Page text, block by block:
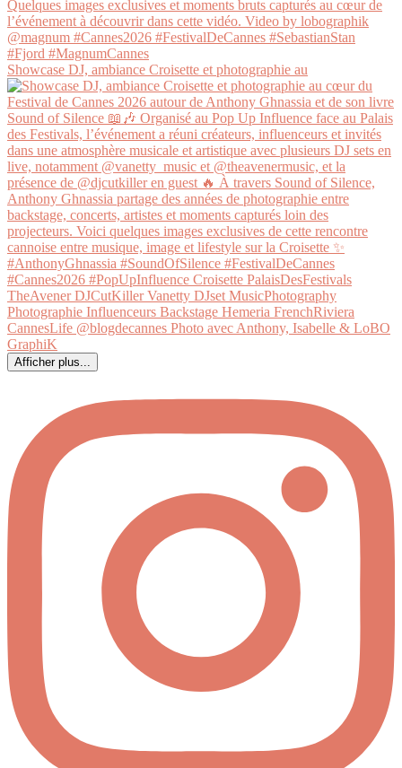
Showcase DJ, ambiance Croisette et photographie au
Afficher plus...